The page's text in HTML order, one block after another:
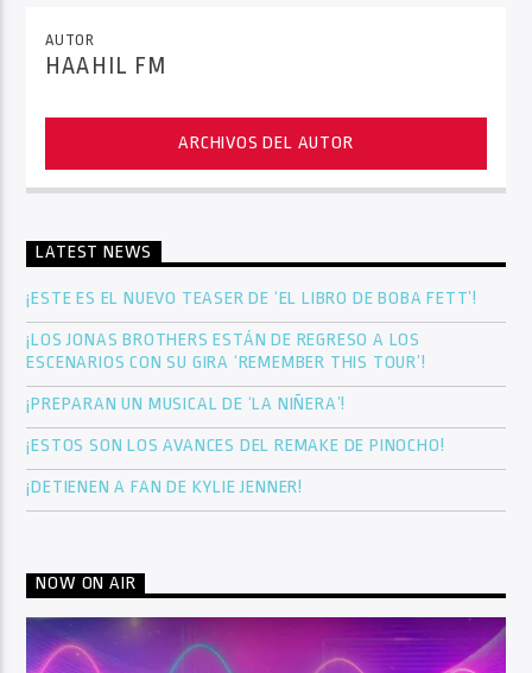
AUTOR
HAAHIL FM
ARCHIVOS DEL AUTOR
LATEST NEWS
¡ESTE ES EL NUEVO TEASER DE ‘EL LIBRO DE BOBA FETT’!
¡LOS JONAS BROTHERS ESTÁN DE REGRESO A LOS
ESCENARIOS CON SU GIRA ‘REMEMBER THIS TOUR’!
¡PREPARAN UN MUSICAL DE ‘LA NIÑERA’!
¡ESTOS SON LOS AVANCES DEL REMAKE DE PINOCHO!
¡DETIENEN A FAN DE KYLIE JENNER!
NOW ON AIR